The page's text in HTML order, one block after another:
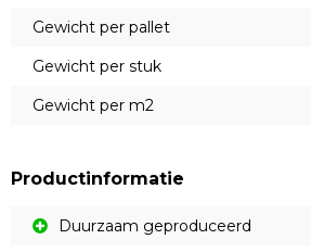
Gewicht per pallet
Gewicht per stuk
Gewicht per m2
Productinformatie
Duurzaam geproduceerd